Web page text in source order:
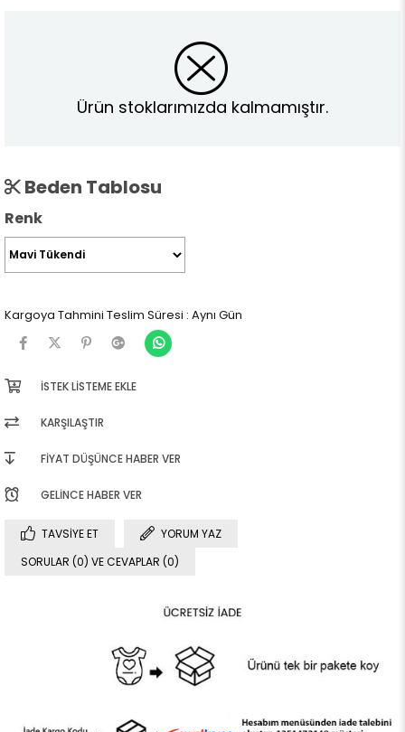
Ürün stoklarımızda kalmamıştır.
Beden Tablosu
Renk
Kargoya Tahmini Teslim Süresi : Aynı Gün
İSTEK LISTEME EKLE
KARŞILAŞTIR
FIYAT DÜŞÜNCE HABER VER
GELINCE HABER VER
TAVSIYE ET
YORUM YAZ
SORULAR (0) VE CEVAPLAR (0)